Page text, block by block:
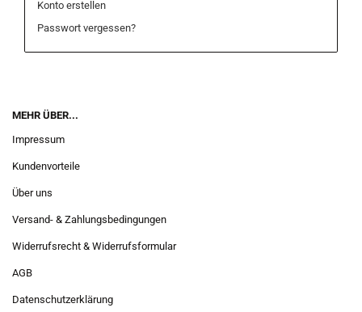
Konto erstellen
Passwort vergessen?
MEHR ÜBER...
Impressum
Kundenvorteile
Über uns
Versand- & Zahlungsbedingungen
Widerrufsrecht & Widerrufsformular
AGB
Datenschutzerklärung